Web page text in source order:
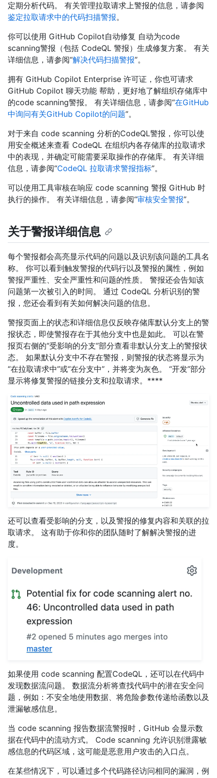
定期分析代码。 有关管理拉取请求上警报的信息，请参阅
鉴定拉取请求中的代码扫描警报。
你可以使用 GitHub Copilot自动修复 自动为code
scanning警报（包括 CodeQL 警报）生成修复方案。 有关
详细信息，请参阅“解决代码扫描警报”。
拥有 GitHub Copilot Enterprise 许可证，你也可请求
GitHub Copilot 聊天功能 帮助，更好地了解组织存储库中
的code scanning警报。 有关详细信息，请参阅“在GitHub
中询问有关GitHub Copilot的问题”。
对于来自 code scanning 分析的CodeQL警报，你可以使
用安全概述来查看 CodeQL 在组织内各存储库的拉取请求
中的表现，并确定可能需要采取操作的存储库。 有关详细
信息，请参阅“CodeQL 拉取请求警报指标”。
可以使用工具审核在响应 code scanning 警报 GitHub 时
执行的操作。 有关详细信息，请参阅“审核安全警报”。
关于警报详细信息
每个警报都会高亮显示代码的问题以及识别该问题的工具名
称。 你可以看到触发警报的代码行以及警报的属性，例如
警报严重性、安全严重性和问题的性质。 警报还会告知该
问题第一次被引入的时间。 通过 CodeQL 分析识别的警
报，您还会看到有关如何解决问题的信息。
警报页面上的状态和详细信息仅反映存储库默认分支上的警
报状态，即使警报存在于其他分支中也是如此。 可以在警
报页右侧的“受影响的分支”部分查看非默认分支上的警报状
态。 如果默认分支中不存在警报，则警报的状态将显示为
“在拉取请求中”或“在分支中”，并将变为灰色。 “开发”部分
显示将修复警报的链接分支和拉取请求。****
还可以查看受影响的分支，以及警报的修复内容和关联的拉
取请求。 这有助于你和你的团队随时了解解决警报的进
度。
如果使用 code scanning 配置CodeQL，还可以在代码中
发现数据流问题。 数据流分析将查找代码中的潜在安全问
题，例如：不安全地使用数据、将危险参数传递给函数以及
泄漏敏感信息。
当 code scanning 报告数据流警报时，GitHub 会显示数
据在代码中的流动方式。 Code scanning 允许识别泄露敏
感信息的代码区域，这可能是恶意用户攻击的入口点。
在某些情况下，可以通过多个代码路径访问相同的漏洞，例